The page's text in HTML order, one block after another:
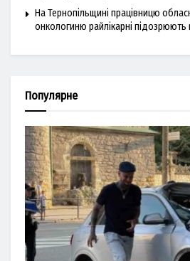
На Тернопільщині працівницю
онкологиню райлікарні підозрюють
Популярне